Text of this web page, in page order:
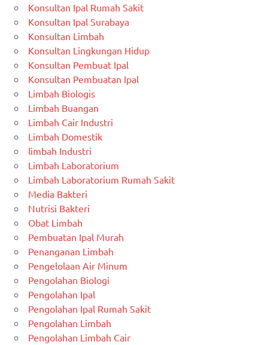
Konsultan Ipal Rumah Sakit
Konsultan Ipal Surabaya
Konsultan Limbah
Konsultan Lingkungan Hidup
Konsultan Pembuat Ipal
Konsultan Pembuatan Ipal
Limbah Biologis
Limbah Buangan
Limbah Cair Industri
Limbah Domestik
limbah Industri
Limbah Laboratorium
Limbah Laboratorium Rumah Sakit
Media Bakteri
Nutrisi Bakteri
Obat Limbah
Pembuatan Ipal Murah
Penanganan Limbah
Pengelolaan Air Minum
Pengolahan Biologi
Pengolahan Ipal
Pengolahan Ipal Rumah Sakit
Pengolahan Limbah
Pengolahan Limbah Cair